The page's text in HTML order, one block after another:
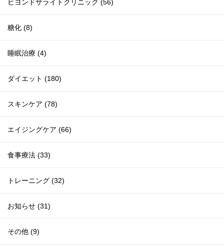
ビヨンドザライトクリニック (56)
糖化 (8)
睡眠治療 (4)
ダイエット (180)
スキンケア (78)
エイジングケア (66)
食事療法 (33)
トレーニング (32)
お知らせ (31)
その他 (9)